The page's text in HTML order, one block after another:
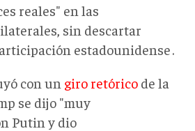
reales" en las
sin descartar
estadounidense .
con un giro retórico de la
se dijo "muy
Putin y dio